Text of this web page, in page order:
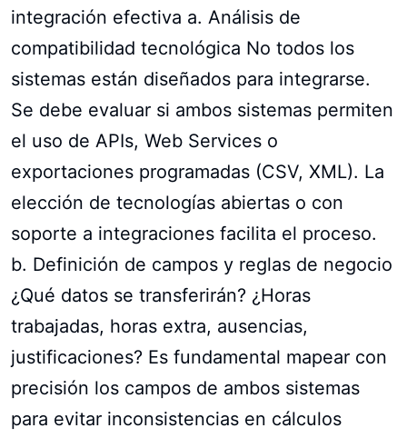
integración efectiva a. Análisis de
compatibilidad tecnológica No todos los
sistemas están diseñados para integrarse.
Se debe evaluar si ambos sistemas permiten
el uso de APIs, Web Services o
exportaciones programadas (CSV, XML). La
elección de tecnologías abiertas o con
soporte a integraciones facilita el proceso.
b. Definición de campos y reglas de negocio
¿Qué datos se transferirán? ¿Horas
trabajadas, horas extra, ausencias,
justificaciones? Es fundamental mapear con
precisión los campos de ambos sistemas
para evitar inconsistencias en cálculos